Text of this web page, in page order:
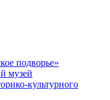
подворье»
музей
культурного